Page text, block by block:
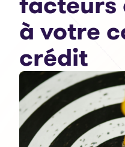
à votre
crédit